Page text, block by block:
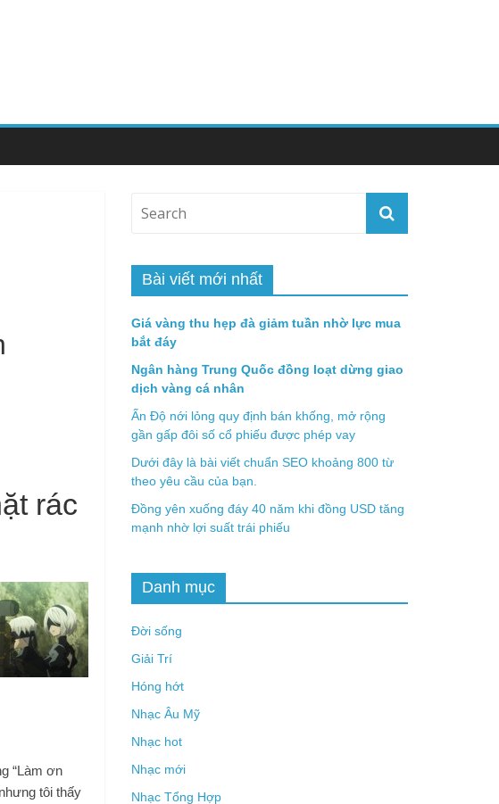
rác
“Làm ơn
tôi thấy
Bài viết mới nhất
Giá vàng thu hẹp đà giảm tuần nhờ lực mua
bắt đáy
Ngân hàng Trung Quốc đồng loạt dừng giao
dịch vàng cá nhân
Ấn Độ nới lỏng quy định bán khống, mở rộng
gần gấp đôi số cổ phiếu được phép vay
Dưới đây là bài viết chuẩn SEO khoảng 800 từ
theo yêu cầu của bạn.
Đồng yên xuống đáy 40 năm khi đồng USD tăng
mạnh nhờ lợi suất trái phiếu
Danh mục
Đời sống
Giải Trí
Hóng hớt
Nhạc Âu Mỹ
Nhạc hot
Nhạc mới
Nhạc Tổng Hợp